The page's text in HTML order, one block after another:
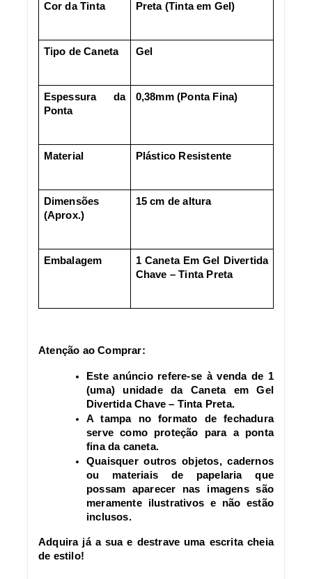
Cor da Tinta Preta (Tinta em Gel)
Tipo de Caneta Gel
Espessura da
Ponta
0,38mm (Ponta Fina)
Material Plástico Resistente
Dimensões
(Aprox.)
15 cm de altura
Embalagem
1 Caneta Em Gel Divertida
Chave – Tinta Preta
Atenção ao Comprar:
Este anúncio refere-se à venda de 1
(uma) unidade da Caneta em Gel
Divertida Chave – Tinta Preta.
A tampa no formato de fechadura
serve como proteção para a ponta
fina da caneta.
Quaisquer outros objetos, cadernos
ou materiais de papelaria que
possam aparecer nas imagens são
meramente ilustrativos e não estão
inclusos.
Adquira já a sua e destrave uma escrita cheia
de estilo!